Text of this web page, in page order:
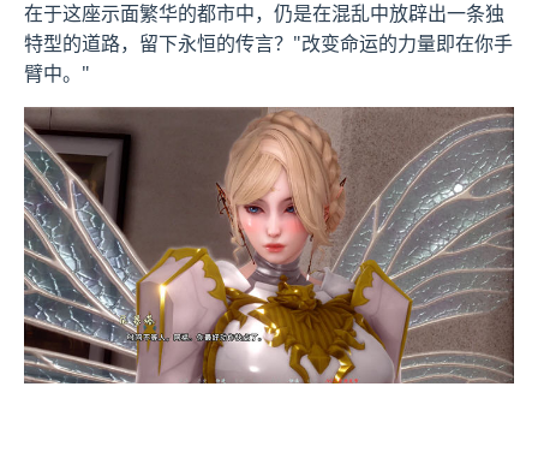
在于这座示面繁华的都市中，仍是在混乱中放辟出一条独
特型的道路，留下永恒的传言？"改变命运的力量即在你手
臂中。"